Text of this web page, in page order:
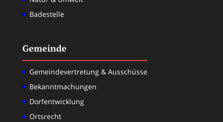
Badestelle
Gemeinde
Gemeindevertretung & Ausschüsse
Bekanntmachungen
Dorfentwicklung
Ortsrecht